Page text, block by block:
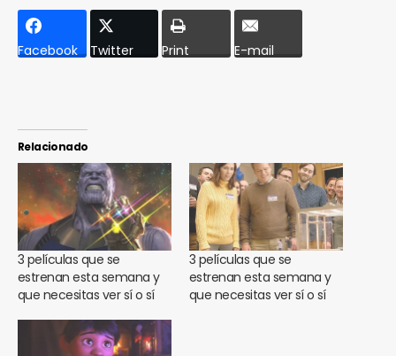
Facebook Twitter Print E-mail
Relacionado
3 películas que se
estrenan esta semana y
que necesitas ver sí o sí
3 películas que se
estrenan esta semana y
que necesitas ver sí o sí